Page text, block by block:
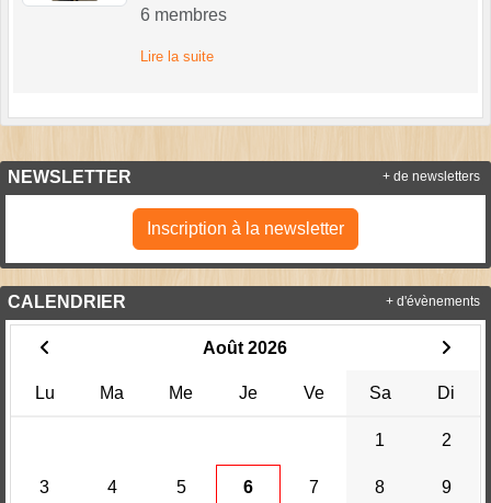
6 membres
Lire la suite
NEWSLETTER
Inscription à la newsletter
+ de newsletters
CALENDRIER
Août 2026
Lu Ma Me Je Ve Sa Di
1 2
3 4 5 6 7 8 9
+ d'évènements